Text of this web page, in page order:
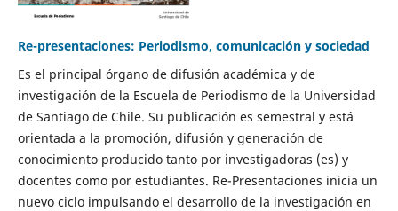
Re-presentaciones: Periodismo, comunicación y sociedad
Es el principal órgano de difusión académica y de
investigación de la Escuela de Periodismo de la Universidad
de Santiago de Chile. Su publicación es semestral y está
orientada a la promoción, difusión y generación de
conocimiento producido tanto por investigadoras (es) y
docentes como por estudiantes. Re-Presentaciones inicia un
nuevo ciclo impulsando el desarrollo de la investigación en